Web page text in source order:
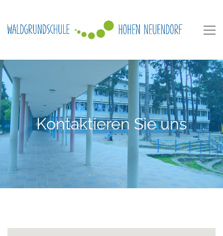
Kontaktieren Sie uns